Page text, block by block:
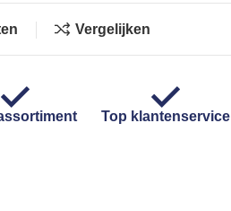
Vergelijken
Top klantenservice